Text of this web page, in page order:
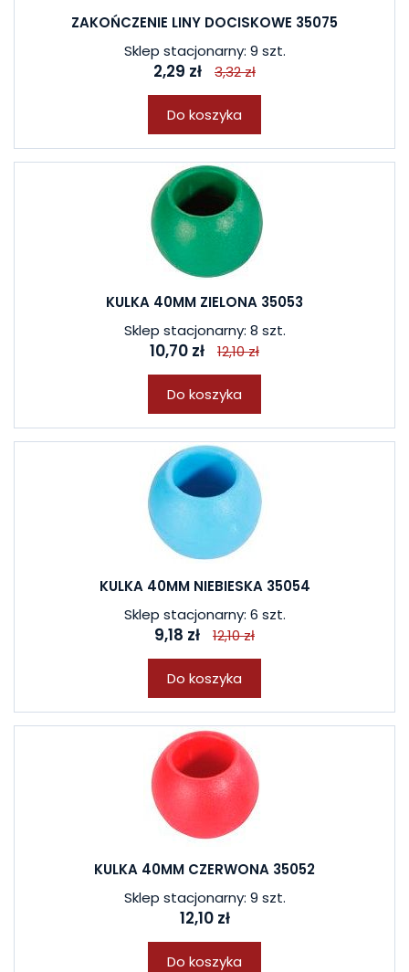
ZAKOŃCZENIE LINY DOCISKOWE 35075
Sklep stacjonarny: 9 szt.
2,29 zł 3,32 zł
Do koszyka
KULKA 40MM ZIELONA 35053
Sklep stacjonarny: 8 szt.
10,70 zł 12,10 zł
Do koszyka
KULKA 40MM NIEBIESKA 35054
Sklep stacjonarny: 6 szt.
9,18 zł 12,10 zł
Do koszyka
KULKA 40MM CZERWONA 35052
Sklep stacjonarny: 9 szt.
12,10 zł
Do koszyka